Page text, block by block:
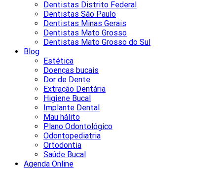
Dentistas Distrito Federal
Dentistas São Paulo
Dentistas Minas Gerais
Dentistas Mato Grosso
Dentistas Mato Grosso do Sul
Blog
Estética
Doenças bucais
Dor de Dente
Extração Dentária
Higiene Bucal
Implante Dental
Mau hálito
Plano Odontológico
Odontopediatria
Ortodontia
Saúde Bucal
Agenda Online